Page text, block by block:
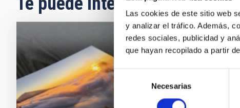
Las cookies de este sitio web
y analizar el tráfico. Además,
redes sociales, publicidad y
que hayan recopilado a partir
Selección
consentimiento
Necesarias
LIBRO
solar
Las Islas